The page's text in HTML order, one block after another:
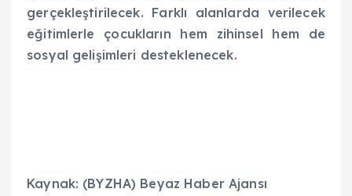
gerçekleştirilecek. Farklı alanlarda verilecek
eğitimlerle çocukların hem zihinsel hem de
sosyal gelişimleri desteklenecek.
Kaynak: (BYZHA) Beyaz Haber Ajansı